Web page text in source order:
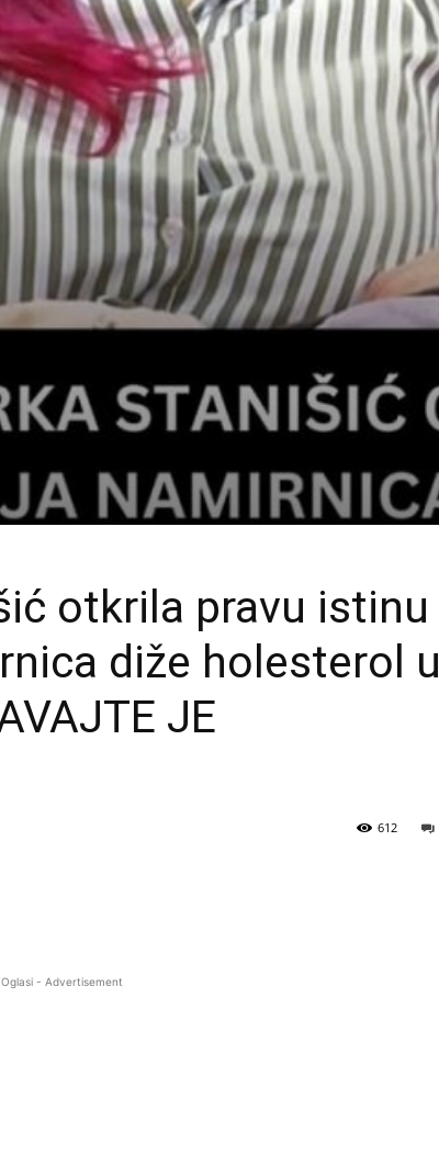
otkrila pravu istinu
diže holesterol u
JE
612
Oglasi - Advertisement